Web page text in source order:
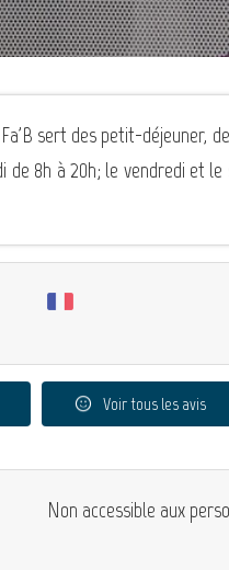
sert des petit-déjeuner,
de 8h à 20h; le vendredi et
Voir tous les avis
Non accessible aux